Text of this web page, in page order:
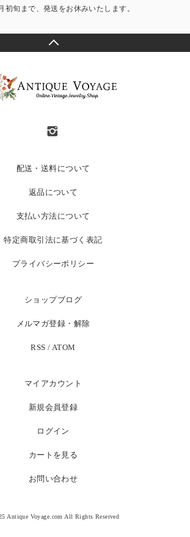
初旬まで、発送をお休みいたします。
配送・送料について
返品について
支払い方法について
特定商取引法に基づく表記
プライバシーポリシー
ショップブログ
メルマガ登録・解除
RSS / ATOM
マイアカウント
新規会員登録
ログイン
カートを見る
お問い合わせ
Antique Voyage.com All Rights Reserved